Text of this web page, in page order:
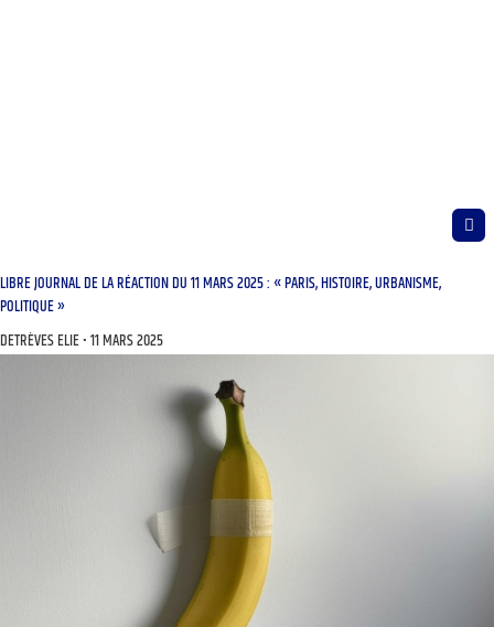
LIBRE JOURNAL DE LA RÉACTION DU 11 MARS 2025 : « PARIS, HISTOIRE, URBANISME,
POLITIQUE »
DETRÈVES ELIE 11 MARS 2025